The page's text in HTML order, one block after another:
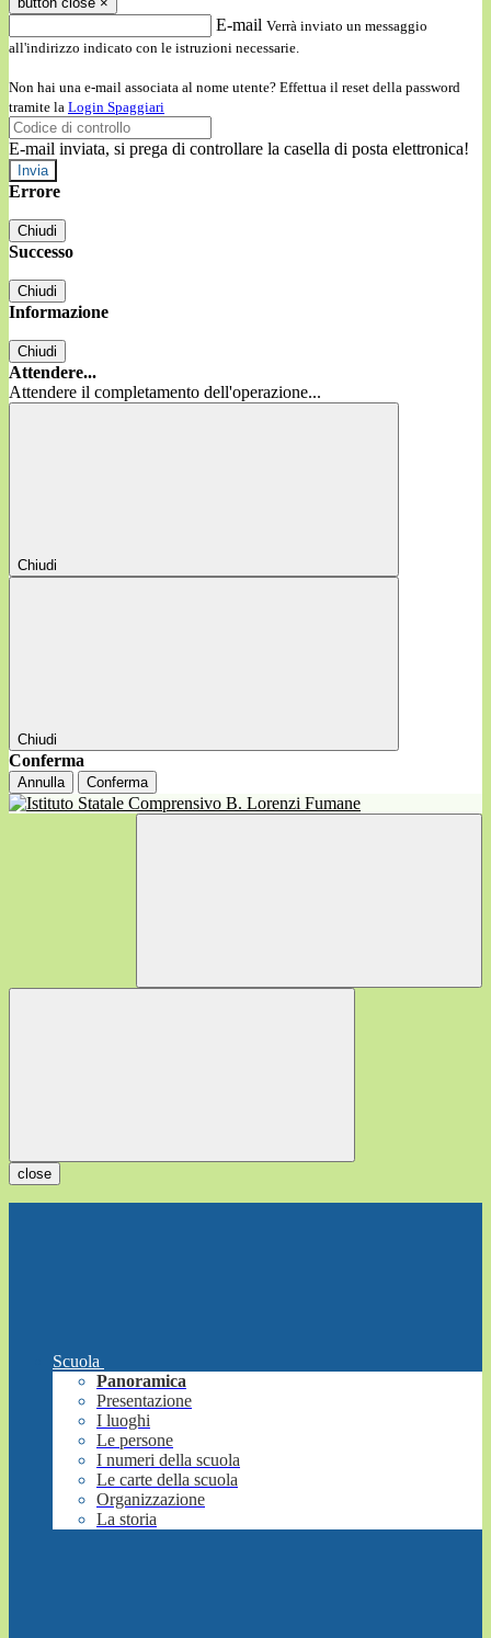
E-mail Verrà inviato un messaggio
all'indirizzo indicato con le istruzioni necessarie.
Non hai una e-mail associata al nome utente? Effettua il reset della password
tramite la Login Spaggiari
E-mail inviata, si prega di controllare la casella di posta elettronica!
Errore
Chiudi
Successo
Chiudi
Informazione
Chiudi
Attendere...
Attendere il completamento dell'operazione...
Chiudi
Chiudi
Conferma
Annulla Conferma
close
Scuola
Panoramica
Presentazione
I luoghi
Le persone
I numeri della scuola
Le carte della scuola
Organizzazione
La storia